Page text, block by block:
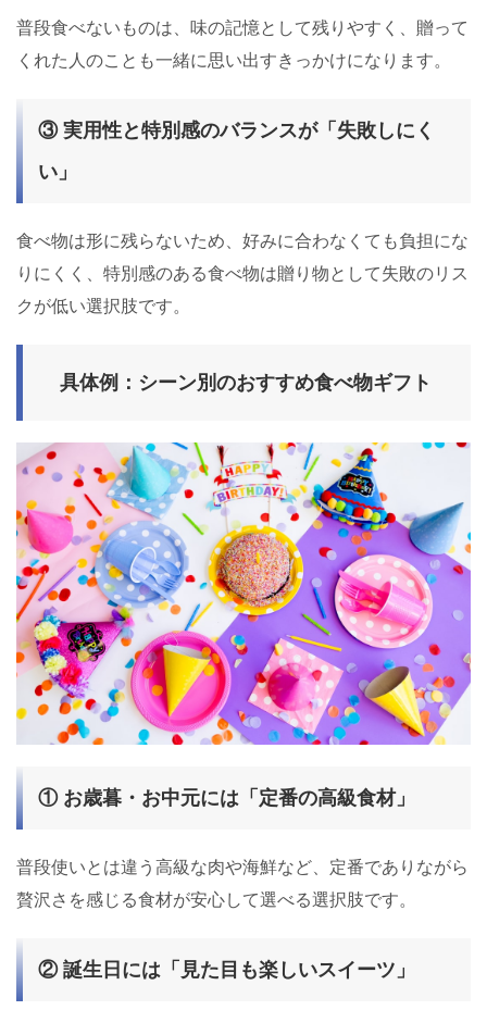
普段食べないものは、味の記憶として残りやすく、贈って
くれた人のことも一緒に思い出すきっかけになります。
③ 実用性と特別感のバランスが「失敗しにく
い」
食べ物は形に残らないため、好みに合わなくても負担にな
りにくく、特別感のある食べ物は贈り物として失敗のリス
クが低い選択肢です。
具体例：シーン別のおすすめ食べ物ギフト
① お歳暮・お中元には「定番の高級食材」
普段使いとは違う高級な肉や海鮮など、定番でありながら
贅沢さを感じる食材が安心して選べる選択肢です。
② 誕生日には「見た目も楽しいスイーツ」